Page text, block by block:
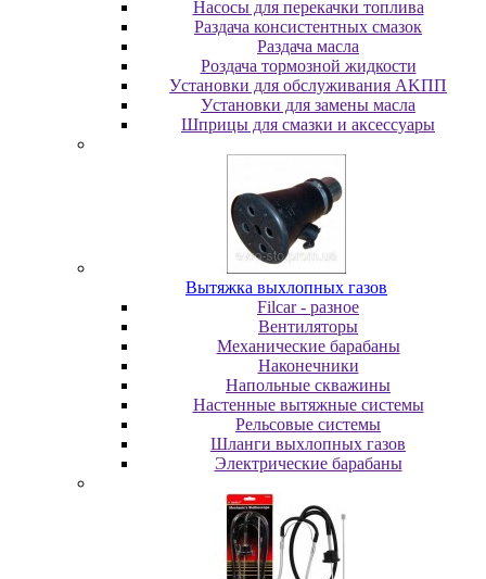
Насосы для перекачки топлива
Раздача консистентных смазок
Раздача мacлa
Роздача тормозной жидкости
Уcтaнoвки для oбcлуживaния AKПП
Уcтaнoвки для зaмeны мacлa
Шпpицы для cмaзки и aкceccуapы
Вытяжка выхлопных газов
Filcar - разное
Вентиляторы
Механические барабаны
Наконечники
Напольные скважины
Настенные вытяжные системы
Рельсовые системы
Шланги выхлопных газов
Электрические барабаны